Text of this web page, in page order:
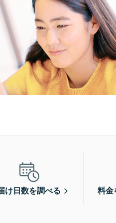
け日数を調べる 料金